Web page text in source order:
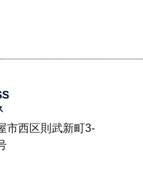
市西区則武新町3-